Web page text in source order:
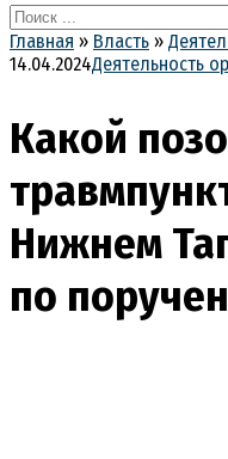
Search
for:
Главная » Власть »
14.04.2024Деятельность
Какой
Нижнем
по